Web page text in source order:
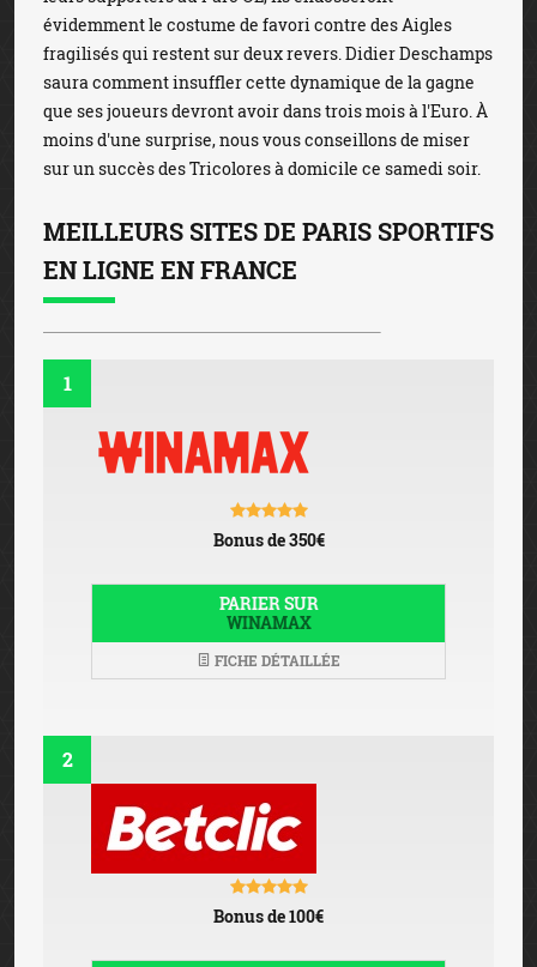
évidemment le costume de favori contre des Aigles
fragilisés qui restent sur deux revers. Didier Deschamps
saura comment insuffler cette dynamique de la gagne
que ses joueurs devront avoir dans trois mois à l'Euro. À
moins d'une surprise, nous vous conseillons de miser
sur un succès des Tricolores à domicile ce samedi soir.
MEILLEURS SITES DE PARIS SPORTIFS
EN LIGNE EN FRANCE
1
Bonus de 350€
PARIER SUR
WINAMAX
FICHE DÉTAILLÉE
2
Bonus de 100€